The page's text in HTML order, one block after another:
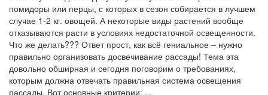
помидоры или перцы, с которых в сезон собирается в лучшем
случае 1-2 кг. овощей. А некоторые виды растений вообще
отказываются расти в условиях недостаточной освещенности.
Что же делать??? Ответ прост, как всё гениальное – нужно
правильно организовать досвечивание рассады! Тема эта
довольно обширная и сегодня поговорим о требованиях,
которым должна отвечать правильная система освещения
рассады. Вот основные критерии: ...